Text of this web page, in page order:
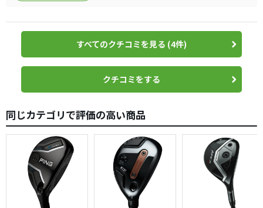
至らなかったが、性能としては文句なし。強弾道を求める
方にはオススメしたい。
シャフト次第で如何様にも化けるので、カチャカチャで幅
広いシャフト選択が出来る様になった利点を考えれば、買
って損するモデルではないと思う。
ただ年々価格上昇しているところのみが
頭の痛いところですが、時代的にも
仕方がないところでもありますね
すべてのクチコミを見る (4件)
クチコミをする
同じカテゴリで評価の高い商品